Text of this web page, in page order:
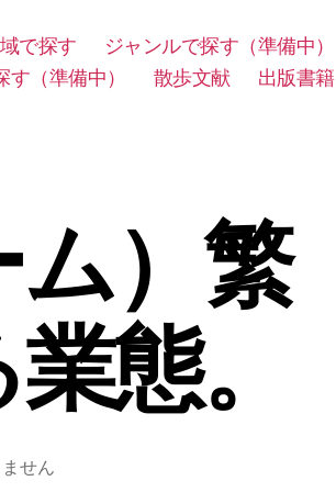
で探す
ジャンルで探す（準備中）
す（準備中）
散歩文献 出版書籍
）繁
態。
せん